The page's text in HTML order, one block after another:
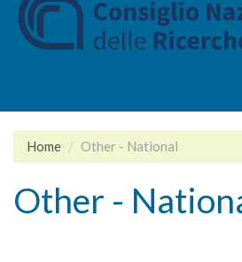
Home Other - National
Other -